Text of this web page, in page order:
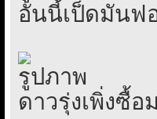
อันนี้เป็ดมันฟ
ดาวรุ่งเพิ่งซื้อ